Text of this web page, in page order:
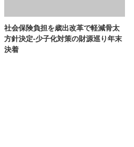
社会保険負担を歳出改革で軽減骨太
方針決定-少子化対策の財源巡り年末
決着